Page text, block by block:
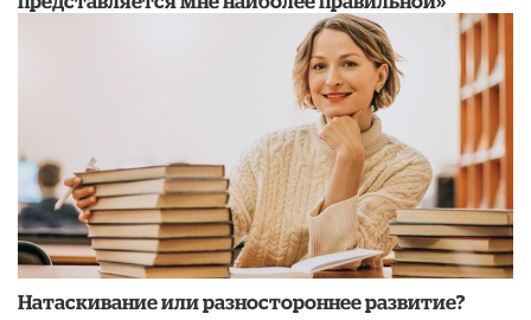
​Натаскивание или разностороннее развитие?